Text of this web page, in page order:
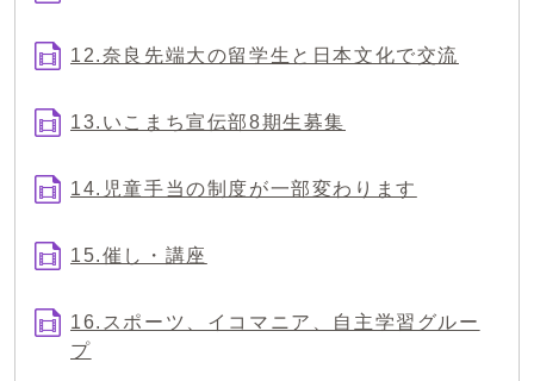
12.奈良先端大の留学生と日本文化で交流
13.いこまち宣伝部8期生募集
14.児童手当の制度が一部変わります
15.催し・講座
16.スポーツ、イコマニア、自主学習グルー
プ